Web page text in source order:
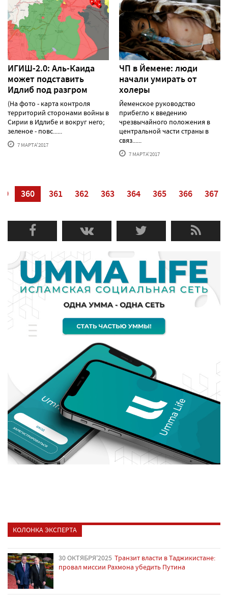
ИГИШ-2.0: Аль-Каида
может подставить
Идлиб под разгром
(На фото - карта контроля
территорий сторонами войны в
Сирии в Идлибе и вокруг него;
зеленое - повс......
7 МАРТА'2017
ЧП в Йемене: люди
начали умирать от
холеры
Йеменское руководство
прибегло к введению
чрезвычайного положения в
центральной части страны в
связ......
7 МАРТА'2017
360 361 362 363 364 365 366 367
КОЛОНКА ЭКСПЕРТА
30 ОКТЯБРЯ'2025 Транзит власти в Таджикистане:
провал миссии Рахмона убедить Путина